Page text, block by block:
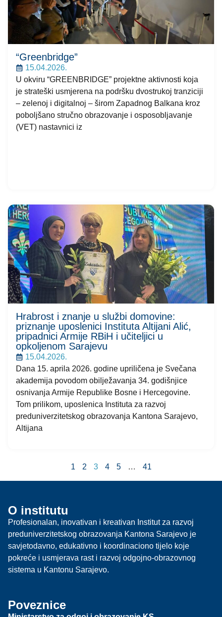
“Greenbridge”
15.04.2026.
U okviru “GREENBRIDGE” projektne aktivnosti koja
je strateški usmjerena na podršku dvostrukoj tranziciji
– zelenoj i digitalnoj – širom Zapadnog Balkana kroz
poboljšano stručno obrazovanje i osposobljavanje
(VET) nastavnici iz
Hrabrost i znanje u službi domovine:
priznanje uposlenici Instituta Altijani Alić,
pripadnici Armije RBiH i učiteljici u
opkoljenom Sarajevu
15.04.2026.
Dana 15. aprila 2026. godine upriličena je Svečana
akademija povodom obilježavanja 34. godišnjice
osnivanja Armije Republike Bosne i Hercegovine.
Tom prilikom, uposlenica Instituta za razvoj
preduniverzitetskog obrazovanja Kantona Sarajevo,
Altijana
1 2 3 4 5 … 41
O institutu
Profesionalan, inovativan i kreativan Institut za razvoj
preduniverzitetskog obrazovanja Kantona Sarajevo je
savjetodavno, edukativno i koordinaciono tijelo koje
pokreće i usmjerava rast i razvoj odgojno-obrazovnog
sistema u Kantonu Sarajevo.
Poveznice